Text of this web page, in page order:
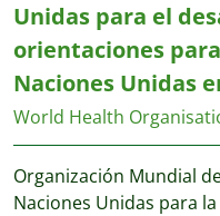
Unidas para el
orientaciones
Naciones Unidas
World Health
Organización Mundial
Naciones Unidas para